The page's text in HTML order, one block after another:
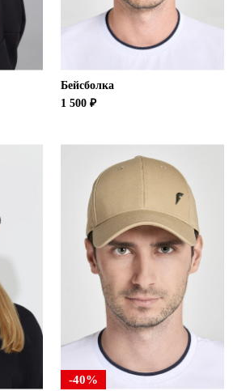
Бейсболка
1 500 ₽
-40%